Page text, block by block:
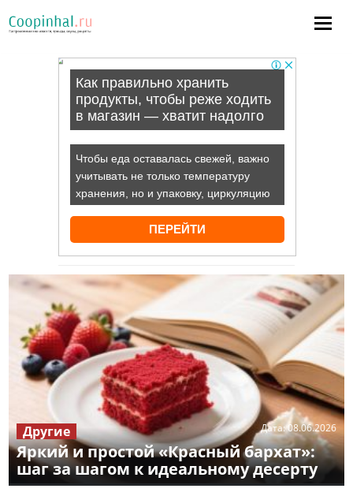
Яркий и простой «Красный бархат»:
шаг за шагом к идеальному десерту
Дата:08.06.2026
Другие